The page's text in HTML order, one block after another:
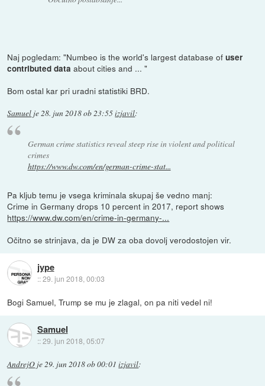
Naj pogledam: "Numbeo is the world's largest database ofuser
contributed data about cities and ... "
Bom ostal kar pri uradni statistiki BRD.
Samuel je28. jun 2018 ob 23:55izjavil:
German crime statistics reveal steep rise in violent and political
crimes
https://www.dw.com/en/german-crime-stat...
Pa kljub temu je vsega kriminala skupaj še vedno manj:
Crime in Germany drops 10 percent in 2017, report shows
https://www.dw.com/en/crime-in-germany-...
Očitno se strinjava, da je DW za oba dovolj verodostojen vir.
jype
::29. jun 2018, 00:03
Bogi Samuel, Trump se mu je zlagal, on pa niti vedel ni!
Samuel
::29. jun 2018, 05:07
AndrejO je29. jun 2018 ob 00:01 izjavil: